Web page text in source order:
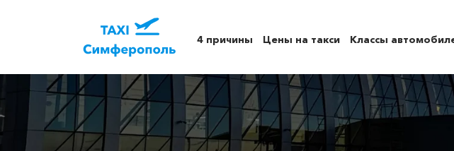
4 причины Цены на такси Классы